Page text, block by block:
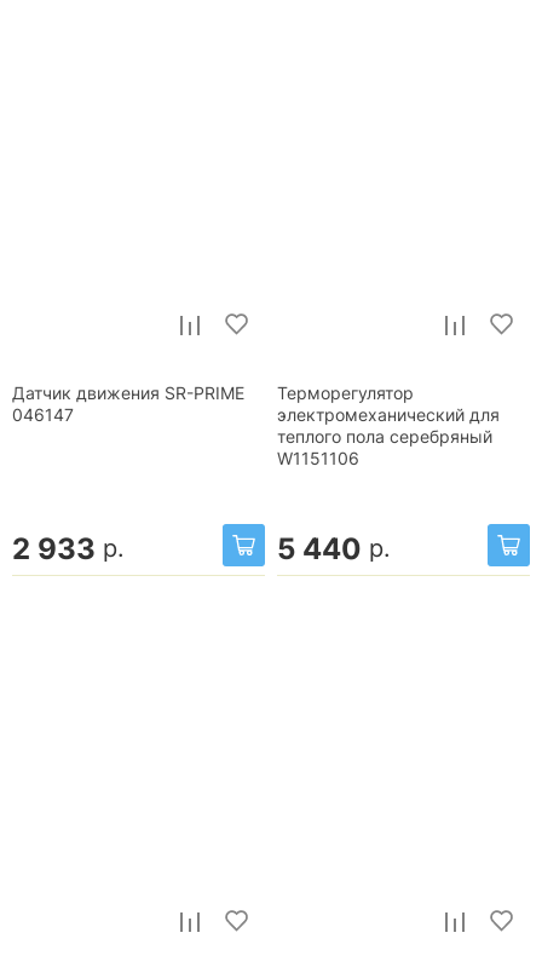
Датчик движения SR-PRIME
046147
2 933 р.
Терморегулятор
электромеханический для
теплого пола серебряный
W1151106
5 440 р.